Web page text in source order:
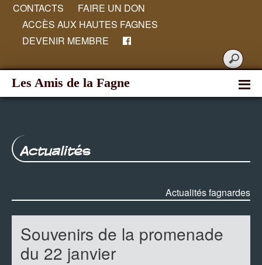
CONTACTS
FAIRE UN DON
ACCÈS AUX HAUTES FAGNES
DEVENIR MEMBRE
Les Amis de la Fagne
Actualités
Actualités fagnardes
Souvenirs de la promenade
du 22 janvier